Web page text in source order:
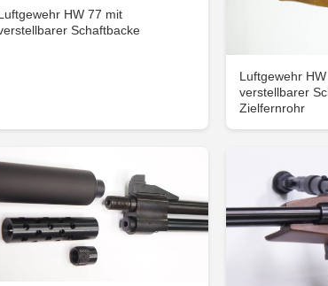
HW 77 mit
Schaftbacke
Luftgewehr
verstellbarer
Zielfernrohr